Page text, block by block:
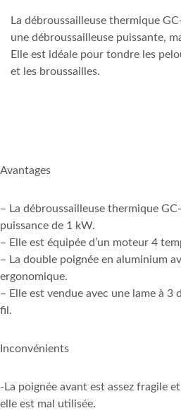
La débroussailleuse thermique
une débroussailleuse puissante,
Elle est idéale pour tondre les
et les broussailles.
Avantages
– La débroussailleuse thermique
puissance de 1 kW.
– Elle est équipée d’un moteur 4
– La double poignée en aluminium
ergonomique.
– Elle est vendue avec une lame à
fil.
Inconvénients
-La poignée avant est assez fragile
elle est mal utilisée.